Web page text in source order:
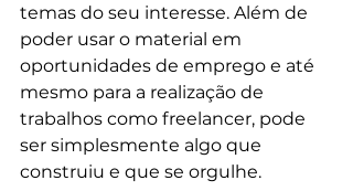
temas do seu interesse. Além de
poder usar o material em
oportunidades de emprego e até
mesmo para a realização de
trabalhos como freelancer, pode
ser simplesmente algo que
construiu e que se orgulhe.